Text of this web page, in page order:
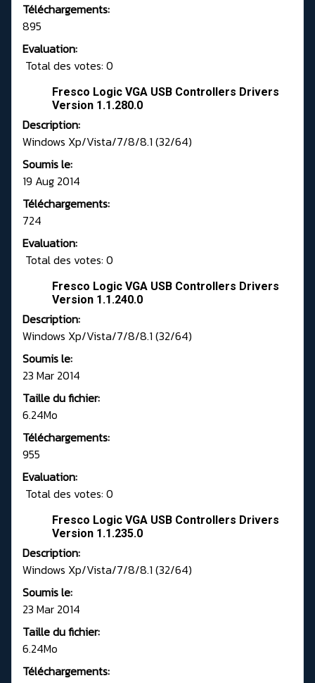
Téléchargements:
895
Evaluation:
Total des votes: 0
Fresco Logic VGA USB Controllers Drivers
Version 1.1.280.0
Description:
Windows Xp/Vista/7/8/8.1 (32/64)
Soumis le:
19 Aug 2014
Téléchargements:
724
Evaluation:
Total des votes: 0
Fresco Logic VGA USB Controllers Drivers
Version 1.1.240.0
Description:
Windows Xp/Vista/7/8/8.1 (32/64)
Soumis le:
23 Mar 2014
Taille du fichier:
6.24Mo
Téléchargements:
955
Evaluation:
Total des votes: 0
Fresco Logic VGA USB Controllers Drivers
Version 1.1.235.0
Description:
Windows Xp/Vista/7/8/8.1 (32/64)
Soumis le:
23 Mar 2014
Taille du fichier:
6.24Mo
Téléchargements: